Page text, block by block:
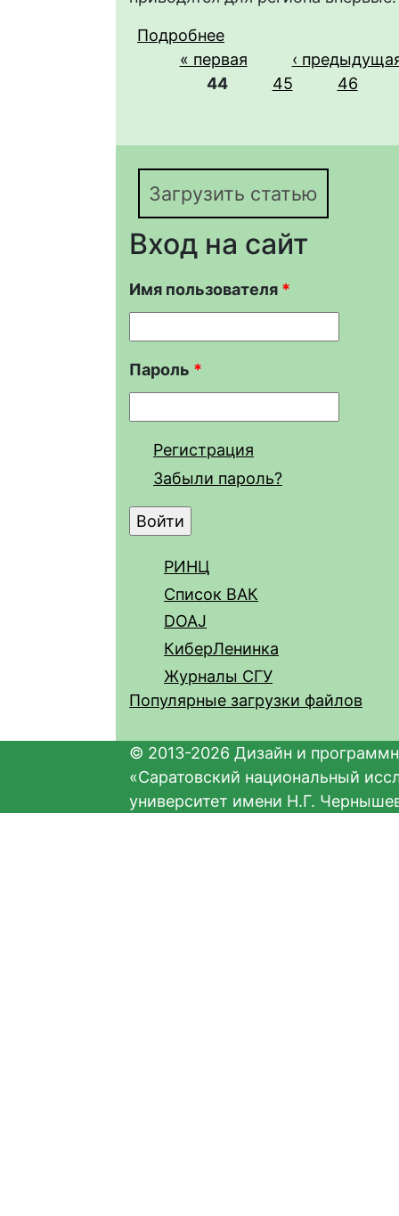
Подробнее
ЖЕСТКОКРЫЛЫХ
НАЦИОНАЛЬНОГО
Страницы
« первая
‹
44
45 46
Загрузить статью
Вход на сайт
Имя пользователя *
Пароль *
Регистрация
Забыли пароль?
РИНЦ
Список ВАК
DOAJ
КиберЛенинка
Журналы СГУ
Популярные загрузки файлов
© 2013-2026 Дизайн и
«Саратовский национальный
университет имени Н.Г.